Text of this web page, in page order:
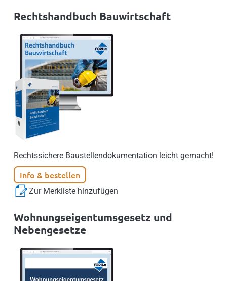
Rechtshandbuch Bauwirtschaft
Rechtssichere Baustellendokumentation leicht gemacht!
Info & bestellen
Zur Merkliste hinzufügen
Wohnungseigentumsgesetz und
Nebengesetze